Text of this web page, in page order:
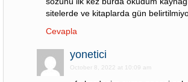
sitelerde ve kitaplarda gün
Cevapla
yonetici
October 8, 2022 at 10:09 am